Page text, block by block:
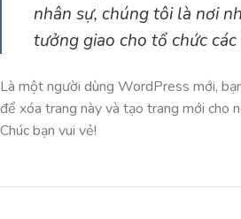
nhân sự, chúng tôi là nơi
tưởng giao cho tổ chức
Là một người dùng WordPress mới,
để xóa trang này và tạo trang mới cho
Chúc bạn vui vẻ!